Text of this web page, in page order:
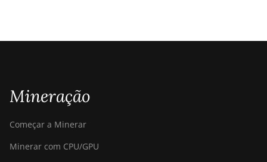
Mineração
Começar a Minerar
Minerar com CPU/GPU